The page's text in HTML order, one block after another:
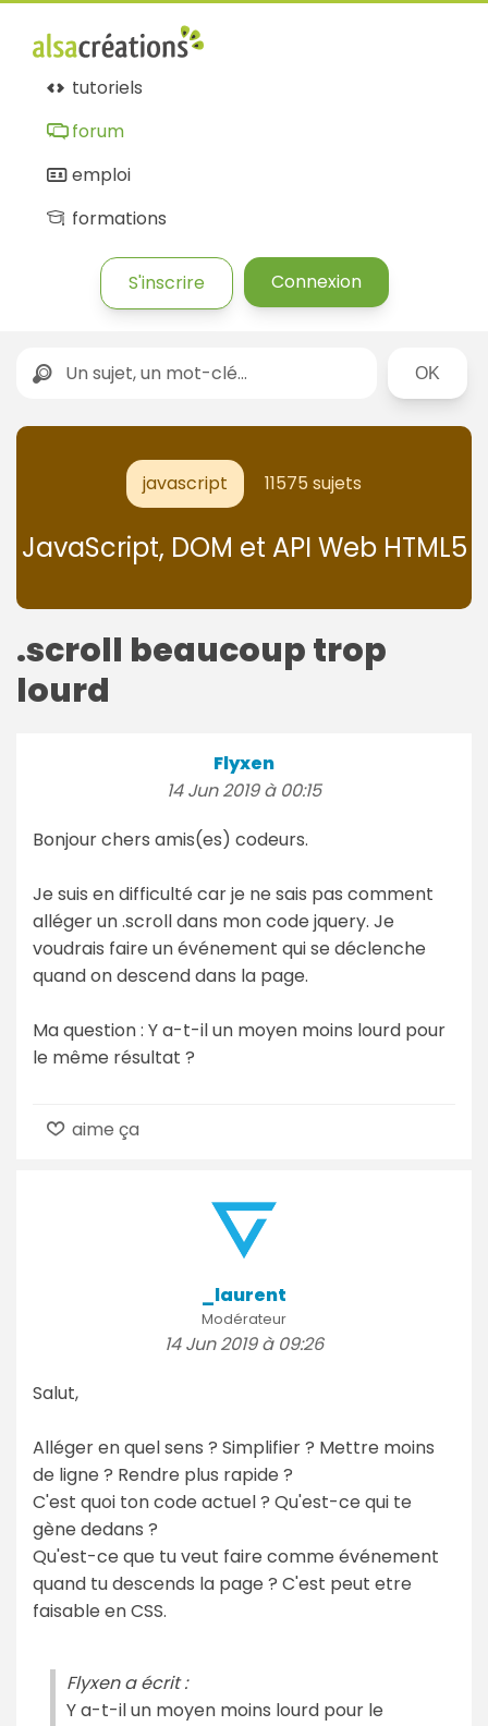
tutoriels
forum
emploi
formations
S'inscrire Connexion
Rechercher
javascript 11575 sujets
JavaScript, DOM et API Web HTML5
.scroll beaucoup trop
lourd
Flyxen
14 Jun 2019 à 00:15
Bonjour chers amis(es) codeurs.
Je suis en difficulté car je ne sais pas comment
alléger un .scroll dans mon code jquery. Je
voudrais faire un événement qui se déclenche
quand on descend dans la page.
Ma question : Y a-t-il un moyen moins lourd pour
le même résultat ?
aime ça
_laurent
Modérateur
14 Jun 2019 à 09:26
Salut,
Alléger en quel sens ? Simplifier ? Mettre moins
de ligne ? Rendre plus rapide ?
C'est quoi ton code actuel ? Qu'est-ce qui te
gène dedans ?
Qu'est-ce que tu veut faire comme événement
quand tu descends la page ? C'est peut etre
faisable en CSS.
Flyxen a écrit :
Y a-t-il un moyen moins lourd pour le